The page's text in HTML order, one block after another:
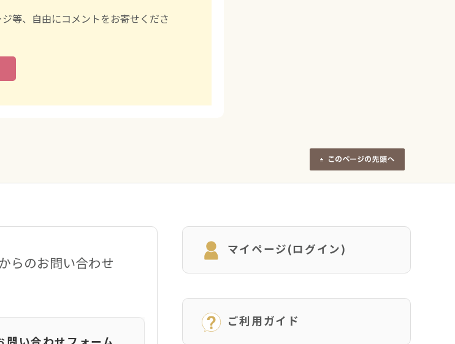
等、自由にコメントをお寄せくださ
らのお問い合わせ
マイページ(ログイン)
ご利用ガイド